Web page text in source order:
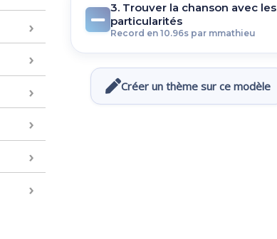
3. Trouver la chanson avec les
particularités
Record en 10.96s par mmathieu
Créer un thème sur ce modèle